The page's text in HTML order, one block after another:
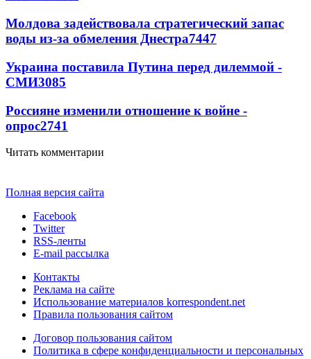
Молдова задействовала стратегический запас
воды из-за обмеления Днестра7447
Украина поставила Путина перед дилеммой -
СМИ3085
Россияне изменили отношение к войне -
опрос2741
Читать комментарии
Полная версия сайта
Facebook
Twitter
RSS-ленты
E-mail рассылка
Контакты
Реклама на сайте
Использование материалов korrespondent.net
Правила пользования сайтом
Договор пользования сайтом
Политика в сфере конфиденциальности и персональных